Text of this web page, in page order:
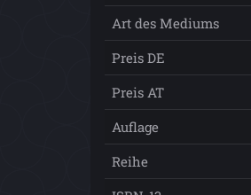
Art des Mediums
Preis DE
Preis AT
Auflage
Reihe